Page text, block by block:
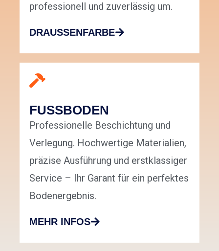
professionell und zuverlässig um.
DRAUSSENFARBE
FUSSBODEN
Professionelle Beschichtung und
Verlegung. Hochwertige Materialien,
präzise Ausführung und erstklassiger
Service – Ihr Garant für ein perfektes
Bodenergebnis.
MEHR INFOS